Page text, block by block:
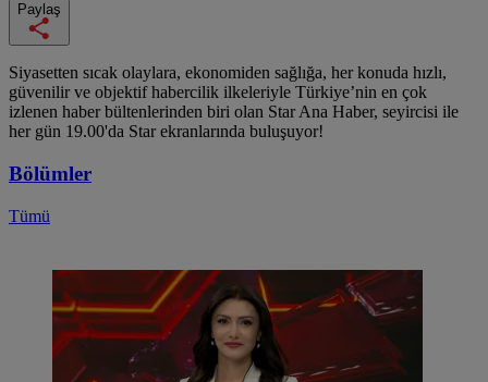
Paylaş
Siyasetten sıcak olaylara, ekonomiden sağlığa, her konuda hızlı,
güvenilir ve objektif habercilik ilkeleriyle Türkiye’nin en çok
izlenen haber bültenlerinden biri olan Star Ana Haber, seyircisi ile
her gün 19.00'da Star ekranlarında buluşuyor!
Bölümler
Tümü